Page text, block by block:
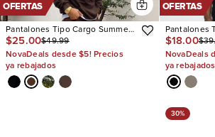
OFERTAS
Pantalones Tipo Cargo Summer
Games
$25.00$49.99
NovaDeals desde $5! Precios
ya rebajados
OFERTAS
Pantalones
$18.00
NovaDeals
ya rebajados
30%